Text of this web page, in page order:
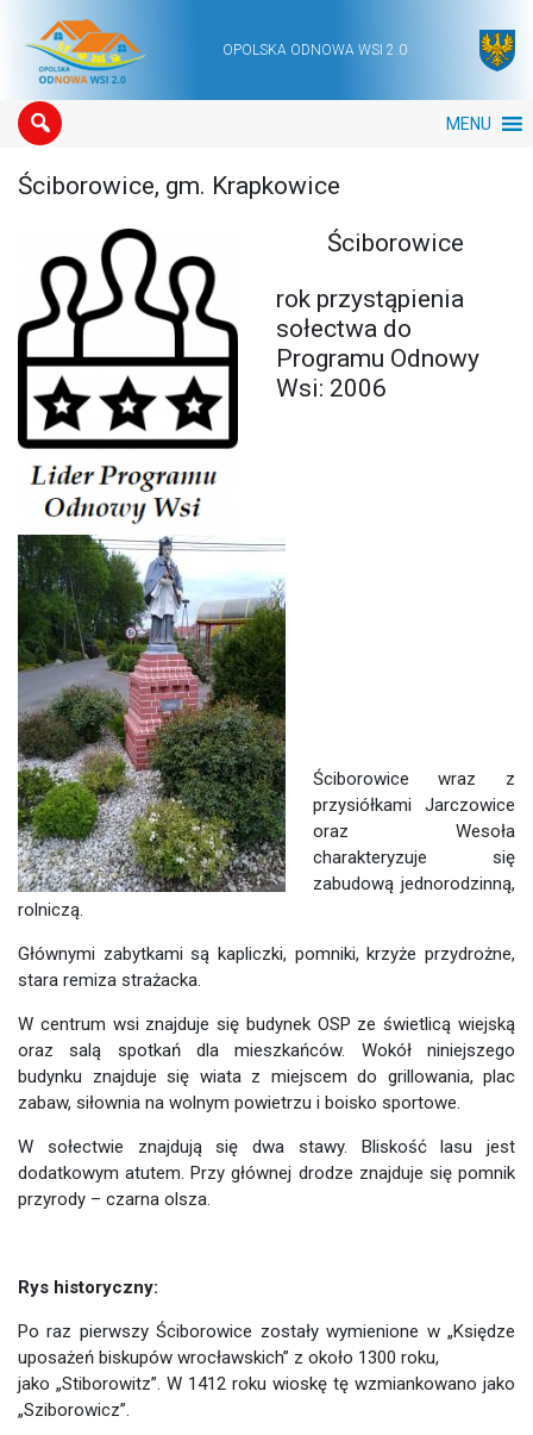
Main NavigationOPOLSKA ODNOWA WSI 2.0
MENU
Ściborowice, gm. Krapkowice
Ściborowice
rok przystąpienia
sołectwa do
Programu Odnowy
Wsi: 2006
Ściborowice wraz z
przysiółkami Jarczowice
oraz Wesoła
charakteryzuje się
zabudową jednorodzinną,
rolniczą.
Głównymi zabytkami są kapliczki, pomniki, krzyże przydrożne,
stara remiza strażacka.
W centrum wsi znajduje się budynek OSP ze świetlicą wiejską
oraz salą spotkań dla mieszkańców. Wokół niniejszego
budynku znajduje się wiata z miejscem do grillowania, plac
zabaw, siłownia na wolnym powietrzu i boisko sportowe.
W sołectwie znajdują się dwa stawy. Bliskość lasu jest
dodatkowym atutem. Przy głównej drodze znajduje się pomnik
przyrody – czarna olsza.
Rys historyczny:
Po raz pierwszy Ściborowice zostały wymienione w „Księdze
uposażeń biskupów wrocławskich” z około 1300 roku,
jako „Stiborowitz”. W 1412 roku wioskę tę wzmiankowano jako
„Sziborowicz”.